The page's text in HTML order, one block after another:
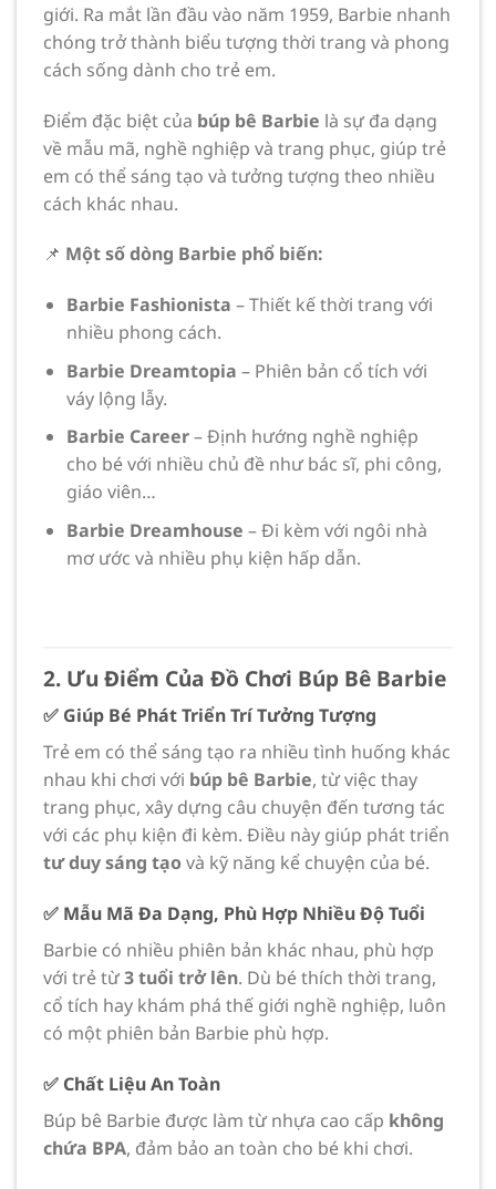
giới. Ra mắt lần đầu vào năm 1959, Barbie nhanh
chóng trở thành biểu tượng thời trang và phong
cách sống dành cho trẻ em.
Điểm đặc biệt của búp bê Barbie là sự đa dạng
về mẫu mã, nghề nghiệp và trang phục, giúp trẻ
em có thể sáng tạo và tưởng tượng theo nhiều
cách khác nhau.
📌 Một số dòng Barbie phổ biến:
Barbie Fashionista – Thiết kế thời trang với
nhiều phong cách.
Barbie Dreamtopia – Phiên bản cổ tích với
váy lộng lẫy.
Barbie Career– Định hướng nghề nghiệp
cho bé với nhiều chủ đề như bác sĩ, phi công,
giáo viên…
Barbie Dreamhouse – Đi kèm với ngôi nhà
mơ ước và nhiều phụ kiện hấp dẫn.
2. Ưu Điểm Của Đồ Chơi Búp Bê Barbie
✅ Giúp Bé Phát Triển Trí Tưởng Tượng
Trẻ em có thể sáng tạo ra nhiều tình huống khác
nhau khi chơi với búp bê Barbie, từ việc thay
trang phục, xây dựng câu chuyện đến tương tác
với các phụ kiện đi kèm. Điều này giúp phát triển
tư duy sáng tạovà kỹ năng kể chuyện của bé.
✅ Mẫu Mã Đa Dạng, Phù Hợp Nhiều Độ Tuổi
Barbie có nhiều phiên bản khác nhau, phù hợp
với trẻ từ3 tuổi trở lên. Dù bé thích thời trang,
cổ tích hay khám phá thế giới nghề nghiệp, luôn
có một phiên bản Barbie phù hợp.
✅ Chất Liệu An Toàn
Búp bê Barbie được làm từ nhựa cao cấp không
chứa BPA, đảm bảo an toàn cho bé khi chơi.